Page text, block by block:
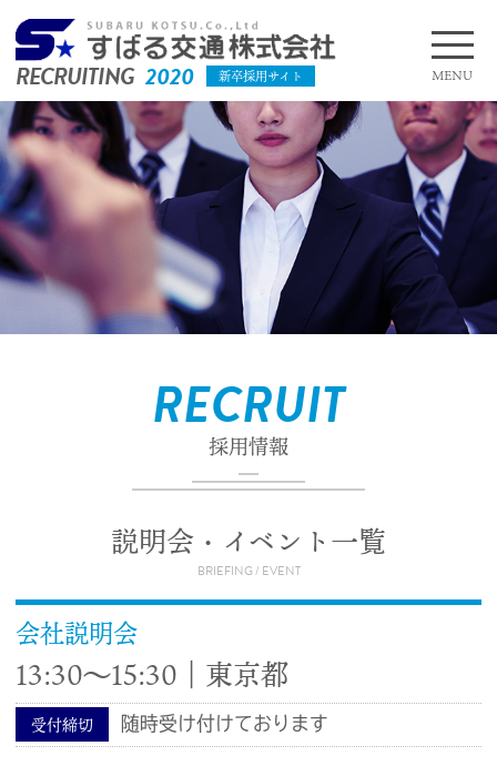
RECRUITING 2020 新卒採用サイト MENU
RECRUIT
採用情報
説明会・イベント一覧
BRIEFING / EVENT
会社説明会
13:30〜15:30｜東京都
受付締切 随時受け付けております